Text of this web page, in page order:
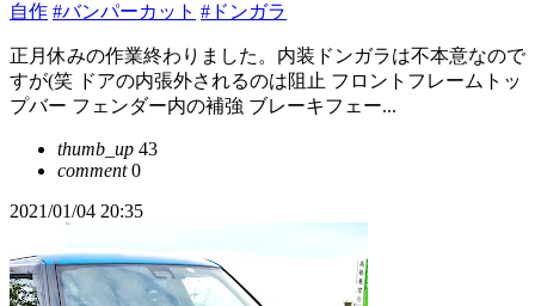
自作 #バンパーカット #ドンガラ
正月休みの作業終わりました。内装ドンガラは不本意なので
すが(笑 ドアの内張外されるのは阻止 フロントフレームトッ
プバー フェンダー内の補強 ブレーキフェー...
thumb_up 43
comment0
2021/01/04 20:35